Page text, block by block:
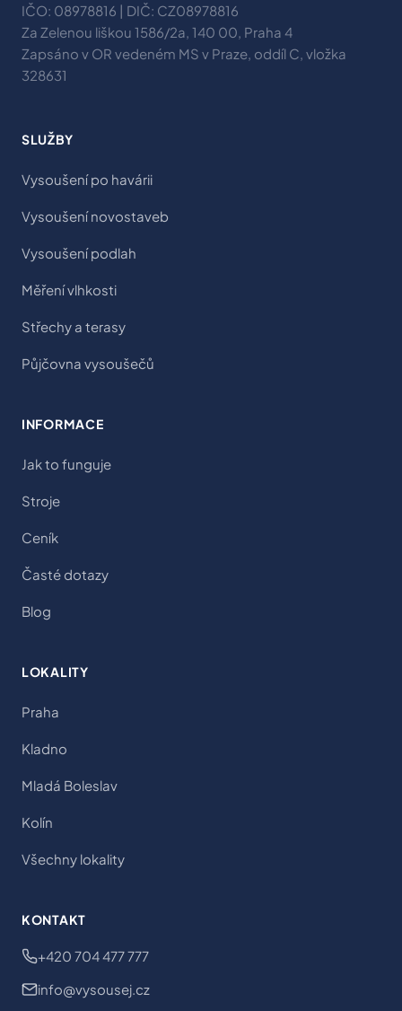
IČO: 08978816 | DIČ: CZ08978816
Za Zelenou liškou 1586/2a, 140 00, Praha 4
Zapsáno v OR vedeném MS v Praze, oddíl C, vložka
328631
SLUŽBY
Vysoušení po havárii
Vysoušení novostaveb
Vysoušení podlah
Měření vlhkosti
Střechy a terasy
Půjčovna vysoušečů
INFORMACE
Jak to funguje
Stroje
Ceník
Časté dotazy
Blog
LOKALITY
Praha
Kladno
Mladá Boleslav
Kolín
Všechny lokality
KONTAKT
+420 704 477 777
info@vysousej.cz